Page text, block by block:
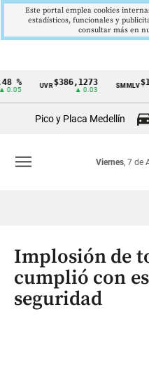
Cintillo
Colombia
% UVR$386,1273
▲ 0.03
SMMLV
Pico y Placa Medellín
Viernes, 7 de
menu
Implosión de
cumplió con
seguridad
Este portal emplea cookies
estadísticos, funcionales y
consultar más en